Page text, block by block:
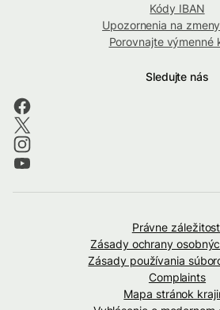
Kódy IBAN
Upozornenia na
Porovnajte výmenné
Sledujte nás
Právne
Zásady ochrany
Zásady používania
Complaints
Mapa stránok